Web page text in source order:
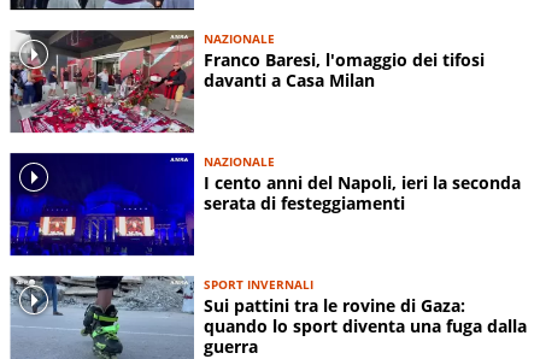
NAZIONALE
Franco Baresi, l'omaggio dei tifosi
davanti a Casa Milan
NAZIONALE
I cento anni del Napoli, ieri la seconda
serata di festeggiamenti
SPORT INVERNALI
Sui pattini tra le rovine di Gaza:
quando lo sport diventa una fuga dalla
guerra